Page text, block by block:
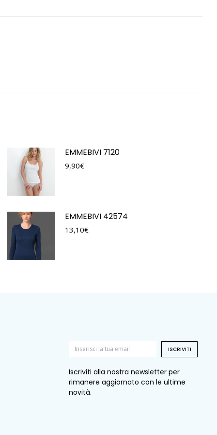
EMMEBIVI 7120
9,90€
EMMEBIVI 42574
13,10€
ISCRIVITI
Iscriviti alla nostra newsletter per
rimanere aggiornato con le ultime
novità.